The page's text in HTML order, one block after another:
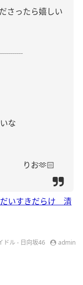
さったら嬉しい
な
だいすきだらけ 清
ドル - 日向坂46 admin